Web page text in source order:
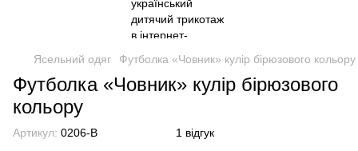
Ясельний одяг Футболка «Човник» кулір бірюзового кольору
Футболка «Човник» кулір бірюзового
кольору
Артикул: 0206-B 1 відгук